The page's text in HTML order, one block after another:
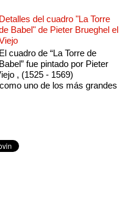
Detalles del cuadro "La Torre
Babel" de Pieter Brueghel el
El cuadro de “La Torre de
Babel” fue pintado por Pieter
, (1525 - 1569)
uno de los más grandes